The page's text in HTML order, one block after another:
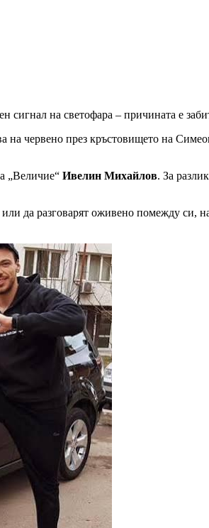
сигнал на светофара – причината е
на червено през кръстовището на
„Величие“ Ивелин Михайлов. За
да разговарят оживено помежду